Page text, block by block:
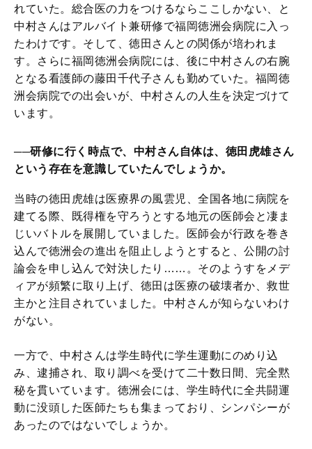
れていた。総合医の力をつけるならここしかない、と
中村さんはアルバイト兼研修で福岡徳洲会病院に入っ
たわけです。そして、徳田さんとの関係が培われま
す。さらに福岡徳洲会病院には、後に中村さんの右腕
となる看護師の藤田千代子さんも勤めていた。福岡徳
洲会病院での出会いが、中村さんの人生を決定づけて
います。
──研修に行く時点で、中村さん自体は、徳田虎雄さん
という存在を意識していたんでしょうか。
当時の徳田虎雄は医療界の風雲児、全国各地に病院を
建てる際、既得権を守ろうとする地元の医師会と凄ま
じいバトルを展開していました。医師会が行政を巻き
込んで徳洲会の進出を阻止しようとすると、公開の討
論会を申し込んで対決したり……。そのようすをメデ
ィアが頻繁に取り上げ、徳田は医療の破壊者か、救世
主かと注目されていました。中村さんが知らないわけ
がない。
一方で、中村さんは学生時代に学生運動にのめり込
み、逮捕され、取り調べを受けて二十数日間、完全黙
秘を貫いています。徳洲会には、学生時代に全共闘運
動に没頭した医師たちも集まっており、シンパシーが
あったのではないでしょうか。